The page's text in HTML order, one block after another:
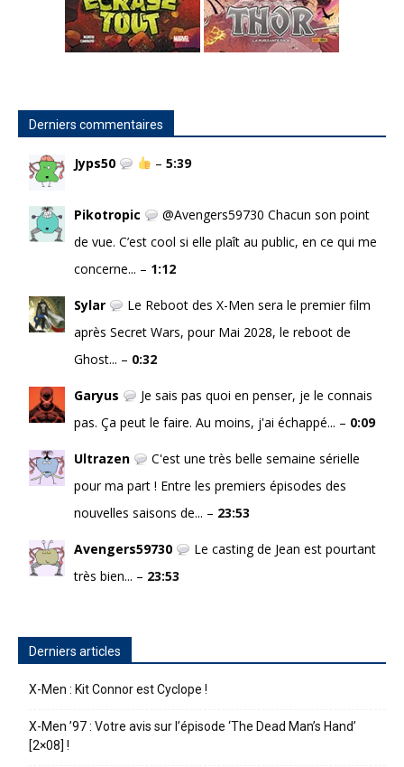
Derniers commentaires
Jyps50 – 5:39
Pikotropic
@Avengers59730 Chacun son point
de vue. C’est cool si elle plaît au public, en ce qui me
concerne... – 1:12
Sylar
Le Reboot des X-Men sera le premier film
après Secret Wars, pour Mai 2028, le reboot de
Ghost... – 0:32
Garyus
Je sais pas quoi en penser, je le connais
pas. Ça peut le faire. Au moins, j'ai échappé... – 0:09
Ultrazen
C'est une très belle semaine sérielle
pour ma part ! Entre les premiers épisodes des
nouvelles saisons de... – 23:53
Avengers59730
Le casting de Jean est pourtant
très bien... – 23:53
Derniers articles
X-Men : Kit Connor est Cyclope !
X-Men ’97 : Votre avis sur l’épisode ‘The Dead Man’s Hand’
[2×08] !